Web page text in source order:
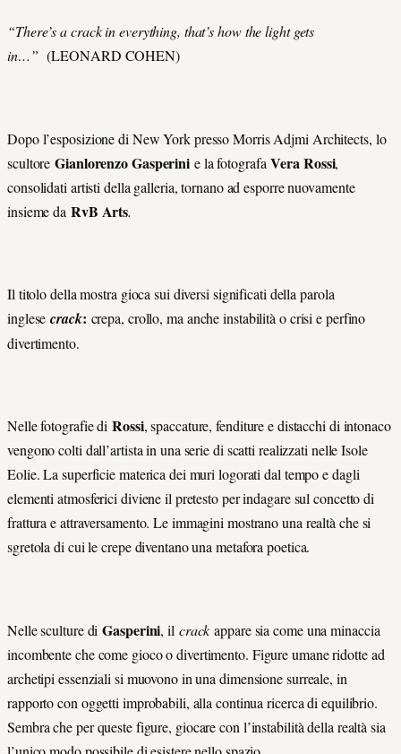
“There’s a crack in everything, that’s how the light gets
in…” (LEONARD COHEN)
Dopo l’esposizione di New York presso Morris Adjmi Architects, lo
scultoreGianlorenzo Gasperini e la fotografaVera Rossi,
consolidati artisti della galleria, tornano ad esporre nuovamente
insieme da RvB Arts.
Il titolo della mostra gioca sui diversi significati della parola
inglesecrack: crepa, crollo, ma anche instabilità o crisi e perfino
divertimento.
Nelle fotografie di Rossi, spaccature, fenditure e distacchi di intonaco
vengono colti dall’artista in una serie di scatti realizzati nelle Isole
Eolie. La superficie materica dei muri logorati dal tempo e dagli
elementi atmosferici diviene il pretesto per indagare sul concetto di
frattura e attraversamento. Le immagini mostrano una realtà che si
sgretola di cui le crepe diventano una metafora poetica.
Nelle sculture diGasperini, il crack appare sia come una minaccia
incombente che come gioco o divertimento. Figure umane ridotte ad
archetipi essenziali si muovono in una dimensione surreale, in
rapporto con oggetti improbabili, alla continua ricerca di equilibrio.
Sembra che per queste figure, giocare con l’instabilità della realtà sia